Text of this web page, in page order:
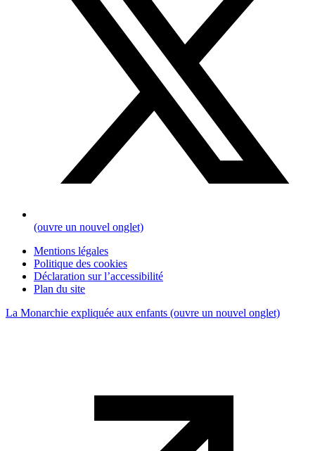
(ouvre un nouvel onglet)
Mentions légales
Politique des cookies
Déclaration sur l’accessibilité
Plan du site
La Monarchie expliquée aux enfants (ouvre un nouvel onglet)